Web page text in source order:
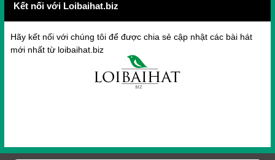
Kết nối với Loibaihat.biz
Hãy kết nối với chúng tôi để được chia sẻ cập nhật các bài hát
mới nhất từ loibaihat.biz